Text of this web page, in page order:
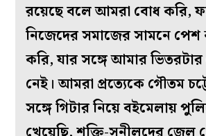
রয়েছে বলে আমরা বোধ করি,
নিজেদের সমাজের সামনে পেশ
করি, যার সঙ্গে আমার
নেই। আমরা প্রত্যেকে গৌতম
সঙ্গে গিটার নিয়ে বইমেলায়